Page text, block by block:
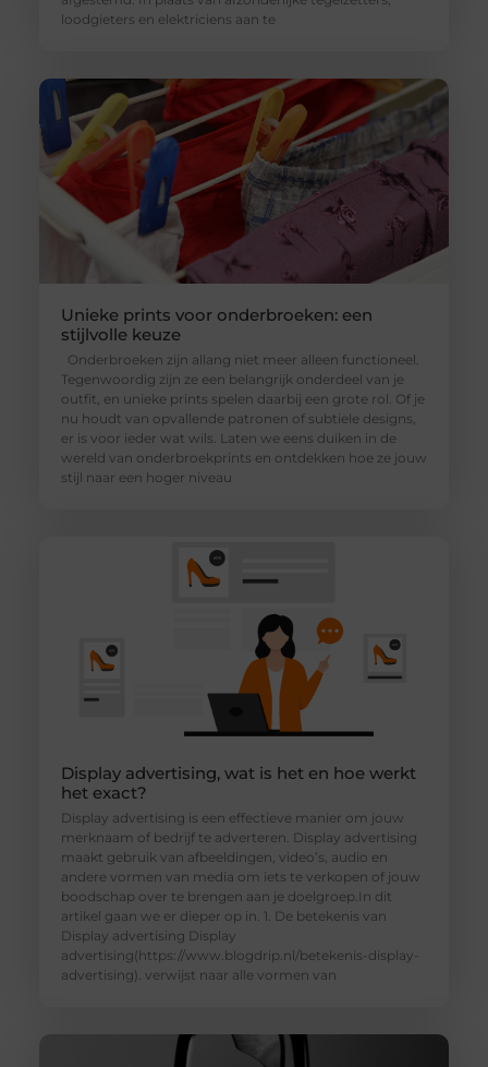
loodgieters en elektriciens aan te
Unieke prints voor onderbroeken: een
stijlvolle keuze
Onderbroeken zijn allang niet meer alleen functioneel.
Tegenwoordig zijn ze een belangrijk onderdeel van je
outfit, en unieke prints spelen daarbij een grote rol. Of je
nu houdt van opvallende patronen of subtiele designs,
er is voor ieder wat wils. Laten we eens duiken in de
wereld van onderbroekprints en ontdekken hoe ze jouw
stijl naar een hoger niveau
Display advertising, wat is het en hoe werkt
het exact?
Display advertising is een effectieve manier om jouw
merknaam of bedrijf te adverteren. Display advertising
maakt gebruik van afbeeldingen, video’s, audio en
andere vormen van media om iets te verkopen of jouw
boodschap over te brengen aan je doelgroep.In dit
artikel gaan we er dieper op in. 1. De betekenis van
Display advertising Display
advertising(https://www.blogdrip.nl/betekenis-display-
advertising). verwijst naar alle vormen van